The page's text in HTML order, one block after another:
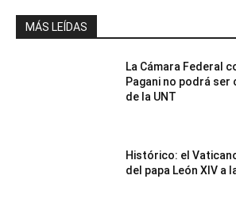
MÁS LEÍDAS
La Cámara Federal
Pagani no podrá
de la UNT
Histórico: el
del papa León XIV a